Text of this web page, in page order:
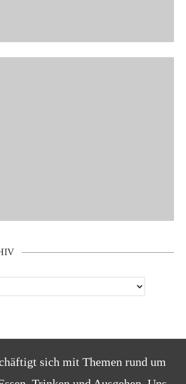
sich mit Themen rund um